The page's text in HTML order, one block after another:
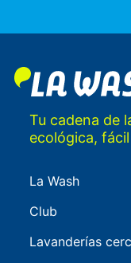
Tu cadena de
ecológica,
La Wash
Club
Lavanderías